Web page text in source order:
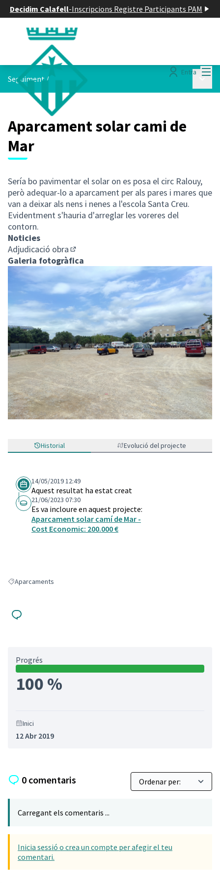
Decidim Calafell-Inscripcions Registre Participants PAM
Entra
Seguiment /
Aparcament solar cami de
Mar
Sería bo pavimentar el solar on es posa el circ Ralouy,
però adequar-lo a aparcament per als pares i mares que
van a deixar als nens i nenes a l'escola Santa Creu.
Evidentment s'hauria d'arreglar les voreres del
contorn.
Noticies
Adjudicació obra
(Enllaç extern)
Galeria fotogràfica
Historial Evolució del projecte
14/05/2019 12:49
Aquest resultat ha estat creat
21/06/2023 07:30
Es va incloure en aquest projecte:
Aparcament solar camí de Mar -
Cost Economic: 200.000 €
Resultats en filtrar per: Aparcaments
Aparcaments
Progrés
100 %
Inici
12 Abr 2019
0 comentaris
Carregant els comentaris ...
Inicia sessió o crea un compte per afegir el teu
comentari.